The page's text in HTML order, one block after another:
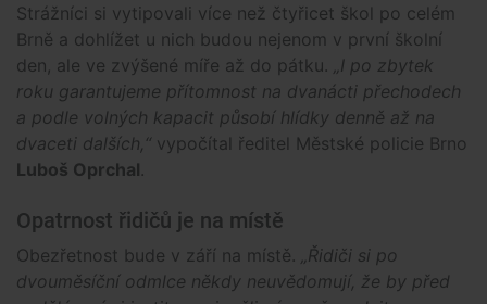
Strážníci si vytipovali více než čtyřicet škol po celém
Brně a dohlížet u nich budou nejenom v první školní
den, ale ve zvýšené míře až do pátku.
„I po zbytek
roku garantujeme přítomnost na dvanácti přechodech
a podle volných kapacit působí hlídky denně až na
dvaceti dalších,“ vypočítal ředitel Městské policie Brno
Luboš Oprchal.
Opatrnost řidičů je na místě
Obezřetnost bude v září na místě.
„Řidiči si po
dvouměsíční odmlce někdy neuvědomují, že by před